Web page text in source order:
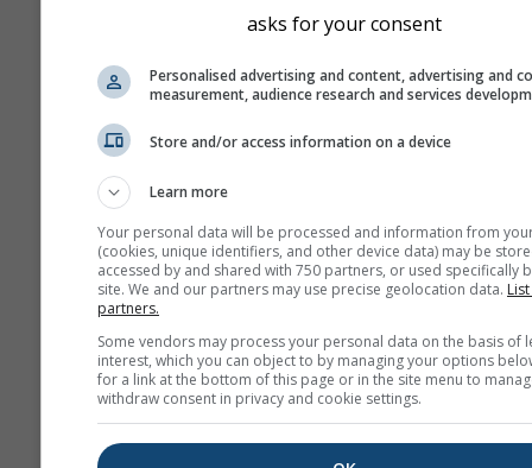
anual
Arquivo
asks for your consent
Personalised advertising and content, advertising and
measurement, audience research and services
Store and/or access information on a device
Learn more
Your personal data will be processed and information from
(cookies, unique identifiers, and other device data) may be
accessed by and shared with 750 partners, or used specifically
site. We and our partners may use precise geolocation data.
partners.
Some vendors may process your personal data on the basis of
interest, which you can object to by managing your options
for a link at the bottom of this page or in the site menu to
withdraw consent in privacy and cookie settings.